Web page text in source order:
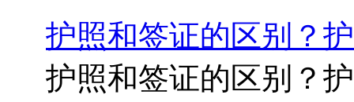
护照和签证的区别？
护照和签证的区别？